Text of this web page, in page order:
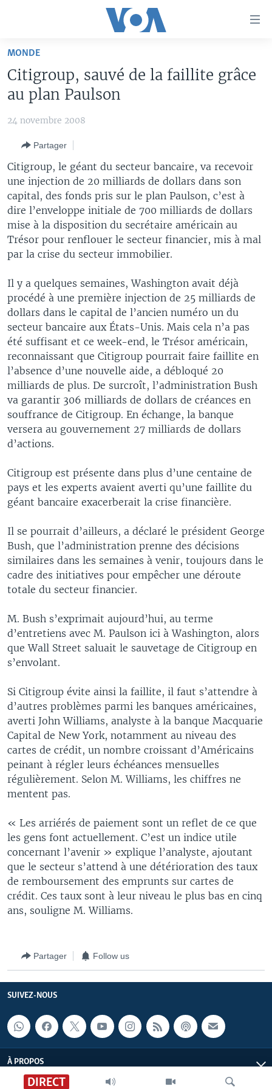
Retour
navigation
Retour
la
recherche
AFRIQUE
SPORT
WASHINGTON FORUM
CORRESPONDANT VOA
FOCUS SAHEL
REPORTAGES
VOUS + NOUS
CARNET DE SANTÉ
À VOTRE AVIS
VOTRE SANTÉ VOTRE AVENIR
LE MONDE AU FÉMININ
L'AMÉRIQUE ET VOUS
DIALOGUE DES RELIGIONS
RM SHOW
BAMBARA
FULFULDE
LINGALA
SANGO
Apprenez L'anglais
SUIVEZ-NOUS
Langues
DIRECT
MONDE
Citigroup, sauvé de la faillite grâce
au plan Paulson
24 novembre 2008
Partager
Citigroup, le géant du secteur bancaire, va recevoir
une injection de 20 milliards de dollars dans son
capital, des fonds pris sur le plan Paulson, c’est à
dire l’enveloppe initiale de 700 milliards de dollars
mise à la disposition du secrétaire américain au
Trésor pour renflouer le secteur financier, mis à mal
par la crise du secteur immobilier.
Il y a quelques semaines, Washington avait déjà
procédé à une première injection de 25 milliards de
dollars dans le capital de l’ancien numéro un du
secteur bancaire aux États-Unis. Mais cela n’a pas
été suffisant et ce week-end, le Trésor américain,
reconnaissant que Citigroup pourrait faire faillite en
l’absence d’une nouvelle aide, a débloqué 20
milliards de plus. De surcroît, l’administration Bush
va garantir 306 milliards de dollars de créances en
souffrance de Citigroup. En échange, la banque
versera au gouvernement 27 milliards de dollars
d’actions.
Citigroup est présente dans plus d’une centaine de
pays et les experts avaient averti qu’une faillite du
géant bancaire exacerberait la crise financière.
Il se pourrait d’ailleurs, a déclaré le président George
Bush, que l’administration prenne des décisions
similaires dans les semaines à venir, toujours dans le
cadre des initiatives pour empêcher une déroute
totale du secteur financier.
M. Bush s’exprimait aujourd’hui, au terme
d’entretiens avec M. Paulson ici à Washington, alors
que Wall Street saluait le sauvetage de Citigroup en
s’envolant.
Si Citigroup évite ainsi la faillite, il faut s’attendre à
d’autres problèmes parmi les banques américaines,
averti John Williams, analyste à la banque Macquarie
Capital de New York, notamment au niveau des
cartes de crédit, un nombre croissant d’Américains
peinant à régler leurs échéances mensuelles
régulièrement. Selon M. Williams, les chiffres ne
mentent pas.
« Les arriérés de paiement sont un reflet de ce que
les gens font actuellement. C’est un indice utile
concernant l’avenir » explique l’analyste, ajoutant
que le secteur s’attend à une détérioration des taux
de remboursement des emprunts sur cartes de
crédit. Ces taux sont à leur niveau le plus bas en cinq
ans, souligne M. Williams.
Partager Follow us
SUIVEZ-NOUS
À PROPOS